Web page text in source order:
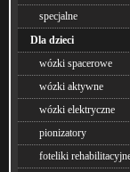
specjalne
Dla dzieci
wózki spacerowe
wózki aktywne
wózki elektryczne
pionizatory
foteliki